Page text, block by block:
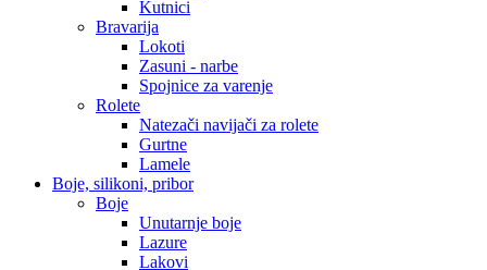
Kutnici
Bravarija
Lokoti
Zasuni - narbe
Spojnice za varenje
Rolete
Natezači navijači za rolete
Gurtne
Lamele
Boje, silikoni, pribor
Boje
Unutarnje boje
Lazure
Lakovi